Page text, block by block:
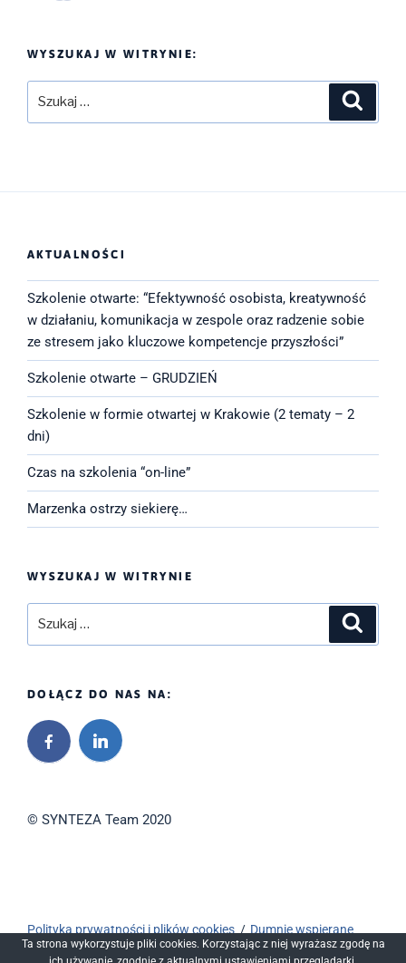
WYSZUKAJ W WITRYNIE:
AKTUALNOŚCI
Szkolenie otwarte: “Efektywność osobista, kreatywność
w działaniu, komunikacja w zespole oraz radzenie sobie
ze stresem jako kluczowe kompetencje przyszłości”
Szkolenie otwarte – GRUDZIEŃ
Szkolenie w formie otwartej w Krakowie (2 tematy – 2
dni)
Czas na szkolenia “on-line”
Marzenka ostrzy siekierę…
WYSZUKAJ W WITRYNIE
DOŁĄCZ DO NAS NA:
© SYNTEZA Team 2020
Polityka prywatności i plików cookies
Dumnie wspierane
przez WordPressa
Ta strona wykorzystuje pliki cookies. Korzystając z niej wyrażasz zgodę na